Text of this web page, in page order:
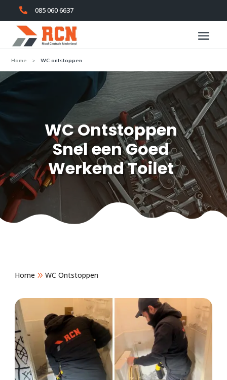
 085 060 6637
Home > WC ontstoppen
WC Ontstoppen
Snel een Goed
Werkend Toilet
Home 9WC Ontstoppen